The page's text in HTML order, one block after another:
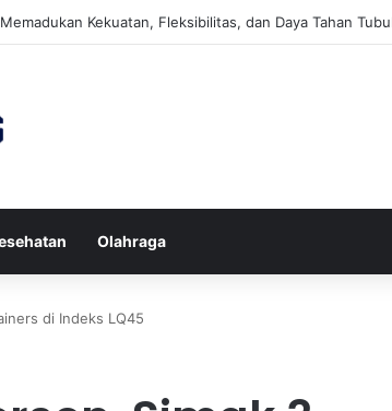
untuk Meningkatkan Kekuatan Otot Inti Secara Efektif
Olahraga
di Indeks LQ45